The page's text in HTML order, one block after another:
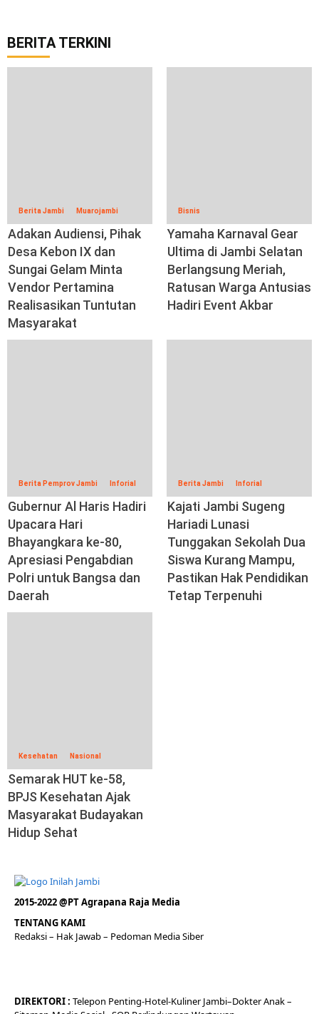
BERITA TERKINI
Berita Jambi Muarojambi
Adakan Audiensi, Pihak
Desa Kebon IX dan
Sungai Gelam Minta
Vendor Pertamina
Realisasikan Tuntutan
Masyarakat
Bisnis
Yamaha Karnaval Gear
Ultima di Jambi Selatan
Berlangsung Meriah,
Ratusan Warga Antusias
Hadiri Event Akbar
Berita Pemprov Jambi Inforial
Gubernur Al Haris Hadiri
Upacara Hari
Bhayangkara ke-80,
Apresiasi Pengabdian
Polri untuk Bangsa dan
Daerah
Berita Jambi Inforial
Kajati Jambi Sugeng
Hariadi Lunasi
Tunggakan Sekolah Dua
Siswa Kurang Mampu,
Pastikan Hak Pendidikan
Tetap Terpenuhi
Kesehatan Nasional
Semarak HUT ke-58,
BPJS Kesehatan Ajak
Masyarakat Budayakan
Hidup Sehat
2015-2022 @PT Agrapana Raja Media
TENTANG KAMI
Redaksi– Hak Jawab – Pedoman Media Siber
DIREKTORI: Telepon Penting-Hotel-KulinerJambi–DokterAnak –